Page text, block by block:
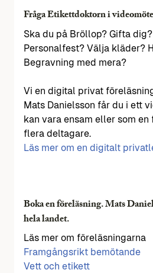
Fråga Etikettdoktorn i videomöte
Ska du på Bröllop? Gifta
Personalfest? Välja kläder?
Begravning med mera?
Vi en digital privat
Mats Danielsson får du i ett
kan vara ensam eller som
flera deltagare.
Läs mer om en digitalt
Boka en föreläsning. Mats
hela landet.
Läs mer om föreläsningarna
Framgångsrikt bemötande
Vett och etikett